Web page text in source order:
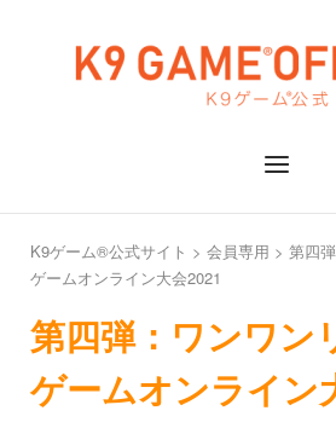
Home
Menu
K9ゲーム®公式サイト > 会員専用 > 第四
ゲームオンライン大会2021
第四弾：ワンワン
ゲームオンライン